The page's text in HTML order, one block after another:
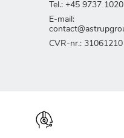
Tel.: +45 9737 1020
E-mail:
CVR-nr.: 31061210